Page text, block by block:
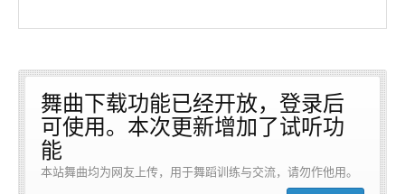
舞曲下载功能已经开放，登录后
可使用。本次更新增加了试听功
能
本站舞曲均为网友上传，用于舞蹈训练与交流，请勿作他用。